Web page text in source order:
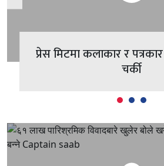
प्रेस मिटमा कलाकार र
चर्की